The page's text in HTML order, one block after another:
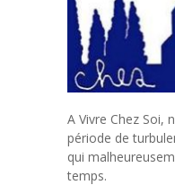
A Vivre Chez Soi,
période de
qui
temps.